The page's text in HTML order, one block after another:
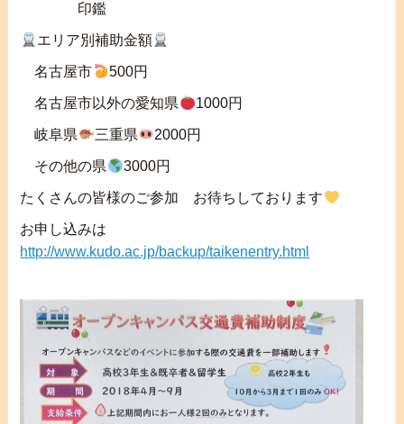
印鑑
エリア別補助金額
名古屋市 500円
名古屋市以外の愛知県 1000円
岐阜県 三重県 2000円
その他の県 3000円
たくさんの皆様のご参加 お待ちしております
お申し込みは
http://www.kudo.ac.jp/backup/taikenentry.html